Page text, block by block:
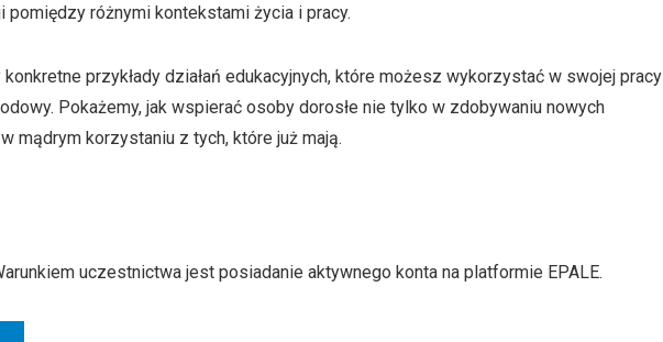
różnymi kontekstami życia i pracy.
przykłady działań edukacyjnych, które możesz wykorzystać w swojej pracy
Pokażemy, jak wspierać osoby dorosłe nie tylko w zdobywaniu nowych
mądrym korzystaniu z tych, które już mają.
uczestnictwa jest posiadanie aktywnego konta na platformie EPALE.